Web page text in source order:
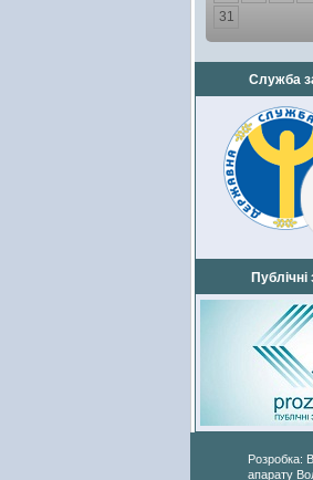
31
Служба
Публічні
Розробка:
апарату